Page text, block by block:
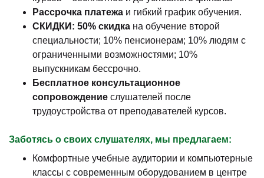
Рассрочка платежа и гибкий график обучения.
СКИДКИ: 50% скидка на обучение второй
специальности; 10% пенсионерам; 10% людям с
ограниченными возможностями; 10%
выпускникам бессрочно.
Бесплатное консультационное
сопровождение слушателей после
трудоустройства от преподавателей курсов.
Заботясь о своих слушателях, мы предлагаем:
Комфортные учебные аудитории и компьютерные
классы с современным оборудованием в центре